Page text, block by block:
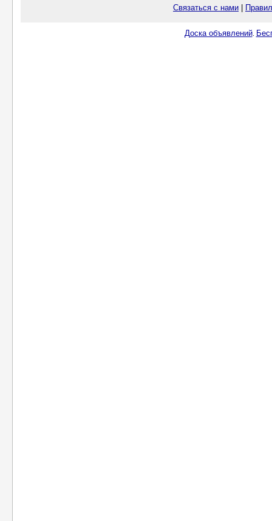
Связаться с нами
Доска объявлений.